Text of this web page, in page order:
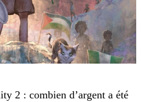
2 : combien d’argent a été